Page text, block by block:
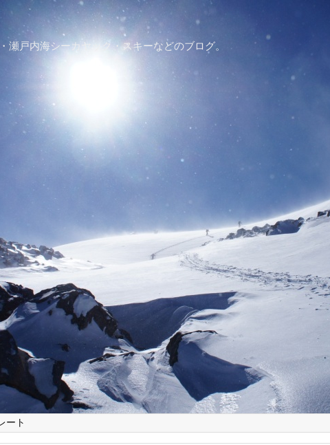
瀬戸内海シーカヤック・スキーなどのブログ。
ート